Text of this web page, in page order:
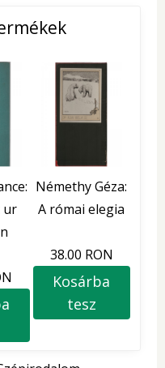
ur
Némethy Géza:
A római elegia
38.00 RON
Kosárba
tesz